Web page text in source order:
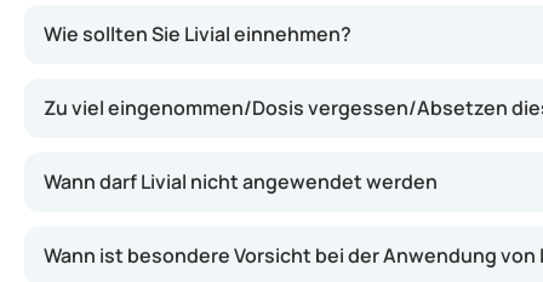
Wie sollten Sie Livial einnehmen?
Zu viel eingenommen/Dosis vergessen/Absetzen
Wann darf Livial nicht angewendet werden
Wann ist besondere Vorsicht bei der Anwendung